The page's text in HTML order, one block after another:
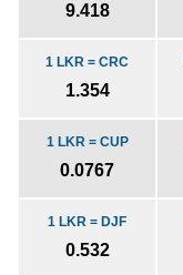
9.418
1 LKR = CRC
1.354
1 LKR = CUP
0.0767
1 LKR = DJF
0.532